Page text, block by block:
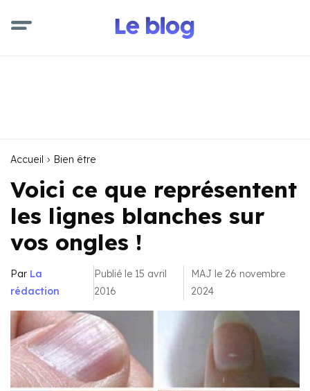
Accueil Bien être
Voici ce que représentent
les lignes blanches sur
vos ongles !
Par La
rédaction
Publié le 15 avril
2016
MAJ le 26 novembre
2024